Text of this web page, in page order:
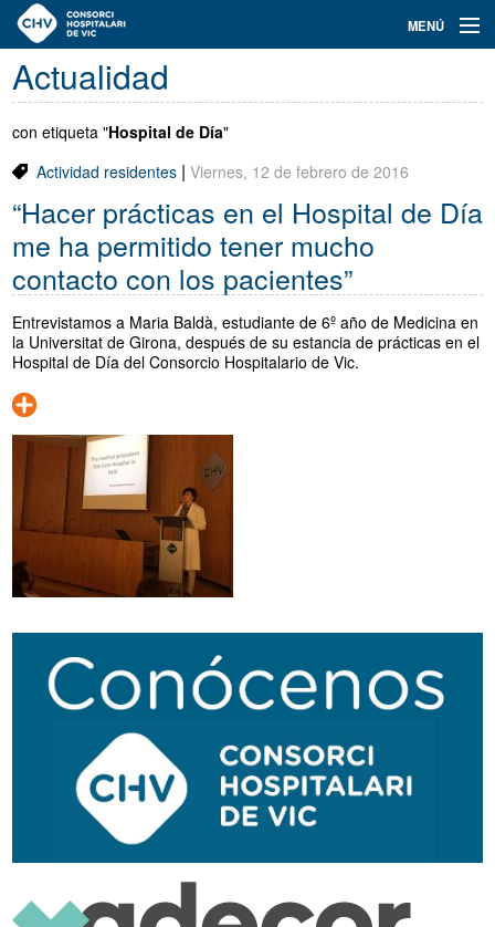
Navegación
principal
MENÚ
Actualidad
Conoce el Consorci
Especialidades
Oferta de plazas
Ser residente
Contacto
Buscador
Català
Traductor
Segueix-nos:
Actualidad
con etiqueta "Hospital de Día"
Actividad residentes| Viernes, 12 de febrero de 2016
“Hacer prácticas en el Hospital de Día
me ha permitido tener mucho
contacto con los pacientes”
Entrevistamos a Maria Baldà, estudiante de 6º año de Medicina en
la Universitat de Girona, después de su estancia de prácticas en el
Hospital de Día del Consorcio Hospitalario de Vic.
Navegación
secundaria